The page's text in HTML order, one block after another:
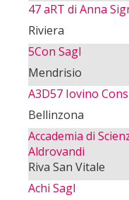
47 aRT di Anna
Riviera
5Con Sagl
Mendrisio
A3D57 Iovino
Bellinzona
Accademia di
Aldrovandi
Riva San Vitale
Achi Sagl